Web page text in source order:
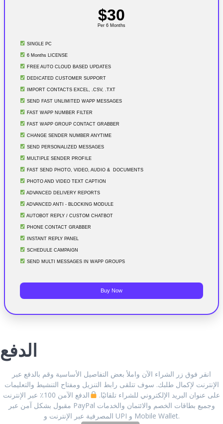
$30
Per 6 Months
SINGLE PC
6 Months LICENSE
FREE AUTO CLOUD BASED UPDATES
DEDICATED CUSTOMER SUPPORT
IMPORT CONTACTS EXCEL, .CSV, .TXT
SEND FAST UNLIMITED WAPP MESSAGES
FAST WAPP NUMBER FILTER
FAST WAPP GROUP CONTACT GRABBER
CHANGE SENDER NUMBER ANYTIME
SEND PERSONALIZED MESSAGES
MULTIPLE SENDER PROFILE
FAST SEND PHOTO, VIDEO, AUDIO & DOCUMENTS
PHOTO AND VIDEO TEXT CAPTION
ADVANCED DELIVERY REPORTS
ADVANCED ANTI - BLOCKING MODULE
AUTOBOT REPLY / CUSTOM CHATBOT
PHONE CONTACT GRABBER
INSTANT REPLY PANEL
SCHEDULE CAMPAIGN
SEND MULTI MESSAGES IN WAPP GROUPS
Buy Now
الدفع
انقر فوق زر الشراء الآن واملأ بعض التفاصيل الأساسية وقم بالدفع عبر
الإنترنت لإكمال طلبك. سوف تتلقى رابط التنزيل ومفتاح التنشيط والتعليمات
على عنوان البريد الإلكتروني للشراء تلقائيًا.
الدفع الآمن 100٪ عبر الإنترنت
مقبول بشكل آمن عبر PayPal وجميع بطاقات الخصم والائتمان والخدمات
المصرفية عبر الإنترنت و UPI و Mobile Wallet.